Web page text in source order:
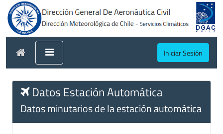
Iniciar Sesión
Datos Estación Automática
Datos minutarios de la estación automática